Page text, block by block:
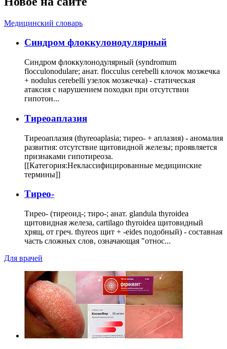
Медицинский словарь
Cиндром флоккулонодулярный
Синдром флоккулонодулярный (syndromum
flocculonodulare; анат. flocculus cerebelli клочок мозжечка
+ nodulus cerebelli узелок мозжечка) - статическая
атаксия с нарушением походки при отсутствии
гипотон...
Тиреоаплазия
Тиреоаплазия (thyreoaplasia; тирео- + аплазия) - аномалия
развития: отсутствие щитовидной железы; проявляется
признаками гипотиреоза.
[[Категория:Неклассифицированные медицинские
термины]]
Тирео-
Тирео- (тиреоид-; тиро-; анат. glandula thyroidea
щитовидная железа, cartilago thyroidea щитовидный
хрящ, от греч. thyreos щит + -eides подобный) - составная
часть сложных слов, означающая "относ...
Для врачей